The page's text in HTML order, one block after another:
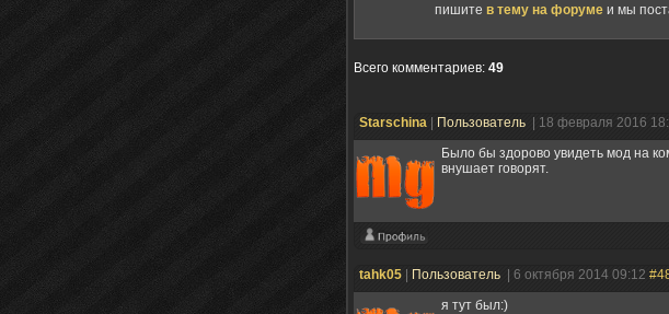
пишите в тему на форуме и мы
Всего комментариев: 49
Starschina Пользователь | 18 февраля 2016
Было бы здорово увидеть мод на
внушает говорят.
tahk05 Пользователь | 6 октября 2014 09:12
я тут был:)